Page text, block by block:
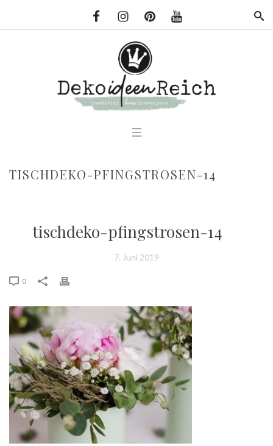
TISCHDEKO-PFINGSTROSEN-14
tischdeko-pfingstrosen-14
7. Juni 2019
0